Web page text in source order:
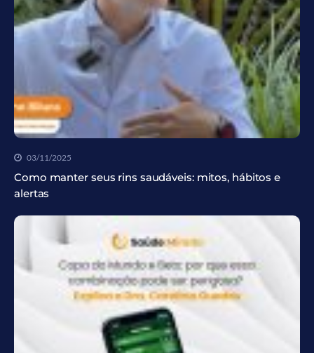
03/11/2025
Como manter seus rins saudáveis: mitos, hábitos e
alertas